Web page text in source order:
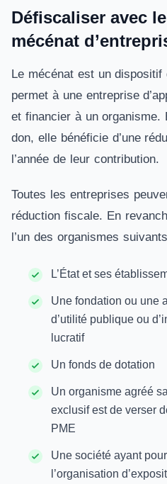
Défiscaliser avec
mécénat
Le mécénat est un
permet à une entreprise
et financier à un organisme.
don, elle bénéficie d’une
l’année de leur contribution.
Toutes les entreprises
réduction fiscale. En
l’un des organismes
L’État et ses
Une fondation ou une
d’utilité publique ou
lucratif
Un fonds de dotation
Un organisme agréé
exclusif est de verser
PME
Une société ayant
l’organisation